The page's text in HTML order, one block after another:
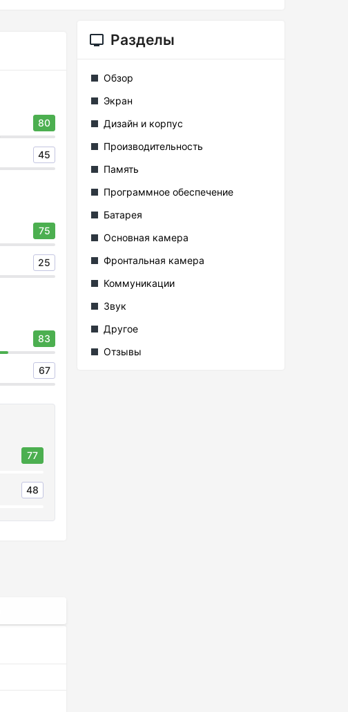
80
45
75
25
83
67
77
48
Разделы
Обзор
Экран
Дизайн и корпус
Производительность
Память
Программное обеспечение
Батарея
Основная камера
Фронтальная камера
Коммуникации
Звук
Другое
Отзывы